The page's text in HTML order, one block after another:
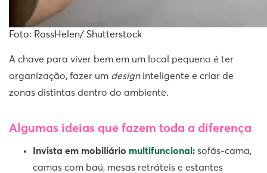
Foto: RossHelen/ Shutterstock
A chave para viver bem em um local pequeno é ter
organização, fazer um designinteligente e criar de
zonas distintas dentro do ambiente.
Algumas ideias que fazem toda a diferença
Invista em mobiliário multifuncional: sofás-cama,
camas com baú, mesas retráteis e estantes